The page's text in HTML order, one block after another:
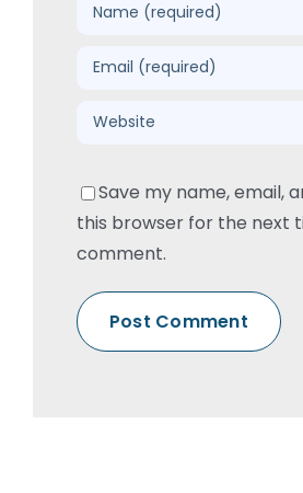
Save my name, email,
this browser for the next
comment.